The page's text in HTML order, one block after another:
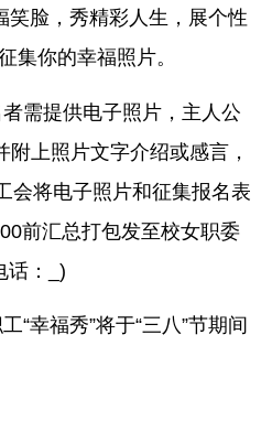
笑脸，秀精彩人生，展个性
集你的幸福照片。
需提供电子照片，主人公
上照片文字介绍或感言，
会将电子照片和征集报名表
前汇总打包发至校女职委
话：_)
“幸福秀”将于“三八”节期间